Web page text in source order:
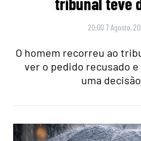
20:00 7 Agosto,
O homem recorreu ao
ver o pedido recusado
uma